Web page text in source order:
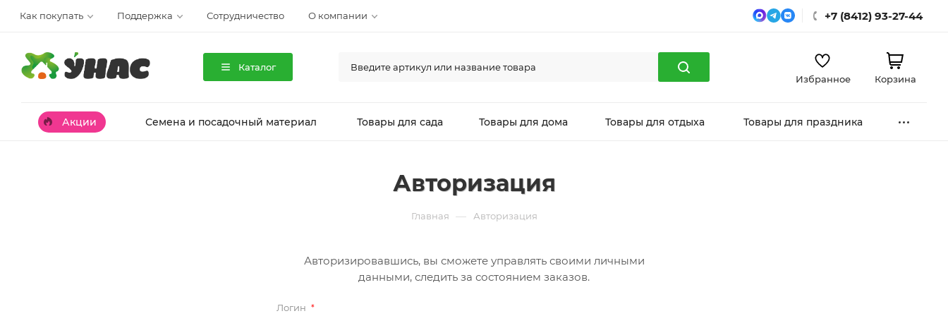
Как покупать Поддержка Сотрудничество О компании +7 (8412) 93-27-44
Каталог
Избранное
Корзина
Акции Семена и посадочный материал Товары для сада Товары для дома Товары для отдыха Товары для праздника
Авторизация
Главная — Авторизация
Авторизировавшись, вы сможете управлять своими личными
данными, следить за состоянием заказов.
Логин *